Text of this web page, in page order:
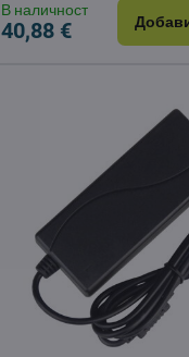
В наличност
40,88 €